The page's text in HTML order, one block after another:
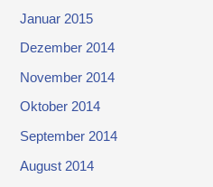
Januar 2015
Dezember 2014
November 2014
Oktober 2014
September 2014
August 2014